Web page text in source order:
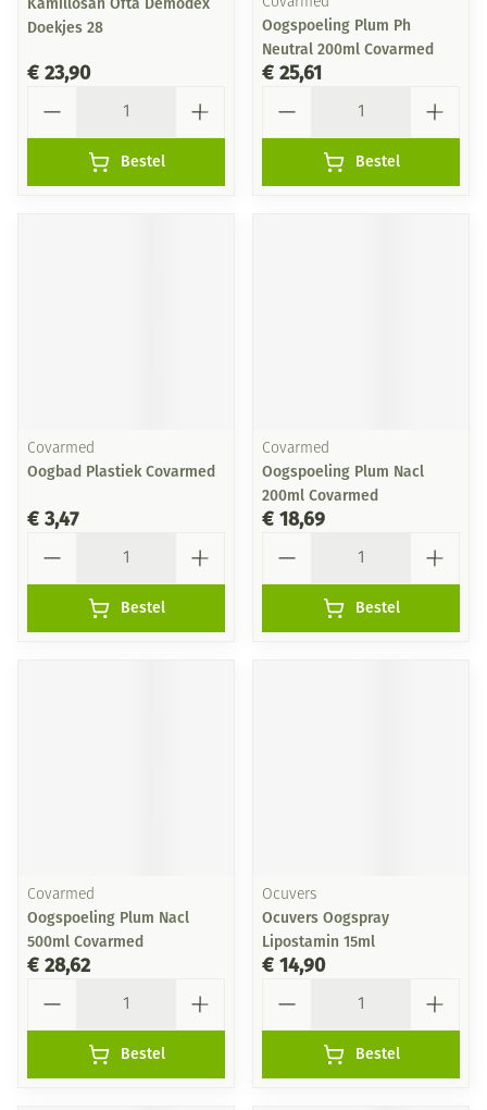
Kamillosan Ofta Demodex
Doekjes 28
€ 23,90
Bestel
Oogspoeling Plum Ph
Neutral 200ml Covarmed
€ 25,61
Bestel
Covarmed
Oogbad Plastiek Covarmed
€ 3,47
Bestel
Covarmed
Oogspoeling Plum Nacl
200ml Covarmed
€ 18,69
Bestel
Covarmed
Oogspoeling Plum Nacl
500ml Covarmed
€ 28,62
Bestel
Ocuvers
Ocuvers Oogspray
Lipostamin 15ml
€ 14,90
Bestel